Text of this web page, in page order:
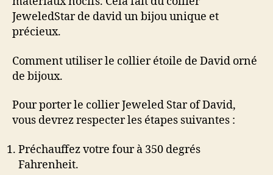
JeweledStar de david un bijou unique et
précieux.
Comment utiliser le collier étoile de David orné
de bijoux.
Pour porter le collier Jeweled Star of David,
vous devrez respecter les étapes suivantes :
Préchauffez votre four à 350 degrés
Fahrenheit.